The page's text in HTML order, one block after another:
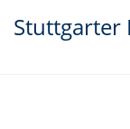
Stuttgarter